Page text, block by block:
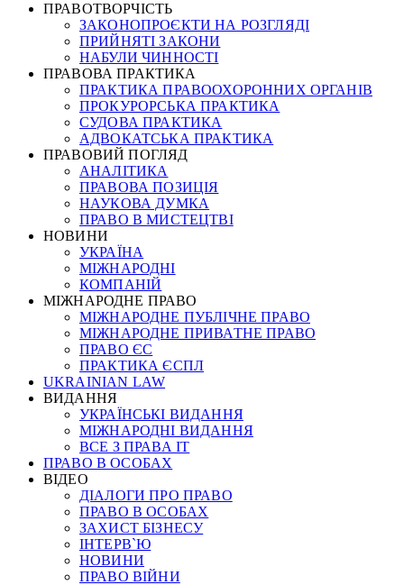
ПРАВОТВОРЧІСТЬ
ЗАКОНОПРОЄКТИ НА РОЗГЛЯДІ
ПРИЙНЯТІ ЗАКОНИ
НАБУЛИ ЧИННОСТІ
ПРАВОВА ПРАКТИКА
ПРАКТИКА ПРАВООХОРОННИХ ОРГАНІВ
ПРОКУРОРСЬКА ПРАКТИКА
СУДОВА ПРАКТИКА
АДВОКАТСЬКА ПРАКТИКА
ПРАВОВИЙ ПОГЛЯД
АНАЛІТИКА
ПРАВОВА ПОЗИЦІЯ
НАУКОВА ДУМКА
ПРАВО В МИСТЕЦТВІ
НОВИНИ
УКРАЇНА
МІЖНАРОДНІ
КОМПАНІЙ
МІЖНАРОДНЕ ПРАВО
МІЖНАРОДНЕ ПУБЛІЧНЕ ПРАВО
МІЖНАРОДНЕ ПРИВАТНЕ ПРАВО
ПРАВО ЄС
ПРАКТИКА ЄСПЛ
UKRAINIAN LAW
ВИДАННЯ
УКРАЇНСЬКІ ВИДАННЯ
МІЖНАРОДНІ ВИДАННЯ
ВСЕ З ПРАВА ІТ
ПРАВО В ОСОБАХ
ВІДЕО
ДІАЛОГИ ПРО ПРАВО
ПРАВО В ОСОБАХ
ЗАХИСТ БІЗНЕСУ
ІНТЕРВ`Ю
НОВИНИ
ПРАВО ВІЙНИ